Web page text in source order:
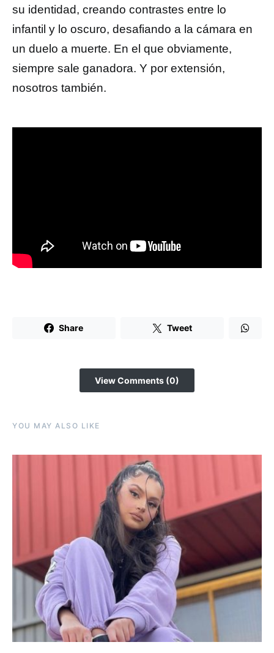
su identidad, creando contrastes entre lo
infantil y lo oscuro, desafiando a la cámara en
un duelo a muerte. En el que obviamente,
siempre sale ganadora. Y por extensión,
nosotros también.
Share Tweet
View Comments (0)
YOU MAY ALSO LIKE